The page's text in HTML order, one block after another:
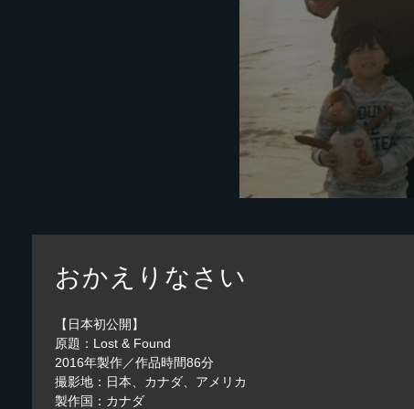
おかえりなさい
【日本初公開】
原題：Lost & Found
2016年製作／作品時間86分
撮影地：日本、カナダ、アメリカ
製作国：カナダ